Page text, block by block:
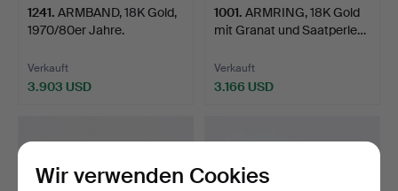
1241. ARMBAND, 18K Gold,
1970/80er Jahre.
Verkauft
3.903 USD
1001. ARMRING, 18K Gold
mit Granat und Saatperle…
Verkauft
3.166 USD
Wir verwenden Cookies